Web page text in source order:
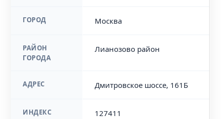
ГОРОД Москва
РАЙОН
ГОРОДА
Лианозово район
АДРЕС Дмитровское шоссе, 161Б
ИНДЕКС 127411